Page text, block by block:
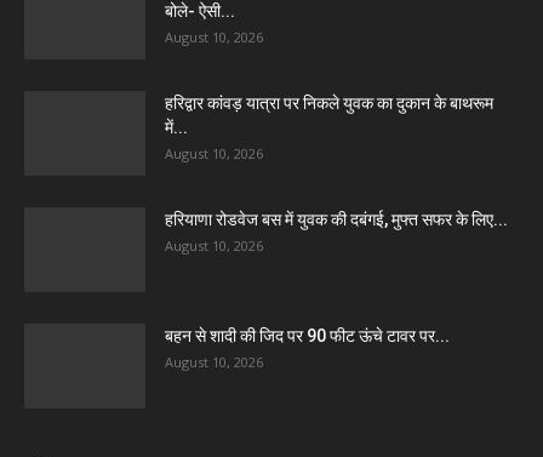
बोले- ऐसी...
August 10, 2026
हरिद्वार कांवड़ यात्रा पर निकले युवक का दुकान के बाथरूम
में...
August 10, 2026
हरियाणा रोडवेज बस में युवक की दबंगई, मुफ्त सफर के लिए...
August 10, 2026
बहन से शादी की जिद पर 90 फीट ऊंचे टावर पर...
August 10, 2026